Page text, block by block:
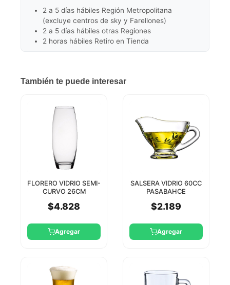
2 a 5 días hábiles Región Metropolitana
(excluye centros de sky y Farellones)
2 a 5 días hábiles otras Regiones
2 horas hábiles Retiro en Tienda
También te puede interesar
FLORERO VIDRIO SEMI-
CURVO 26CM
$4.828
Agregar
SALSERA VIDRIO 60CC
PASABAHCE
$2.189
Agregar